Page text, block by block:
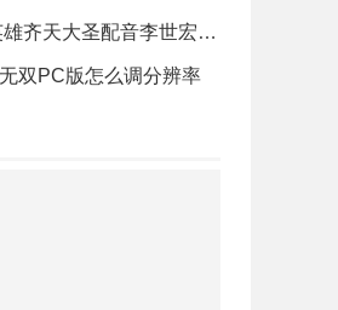
DOTA2 7.0新英雄齐天大圣配音李世宏老师专访视频
双PC版怎么调分辨率